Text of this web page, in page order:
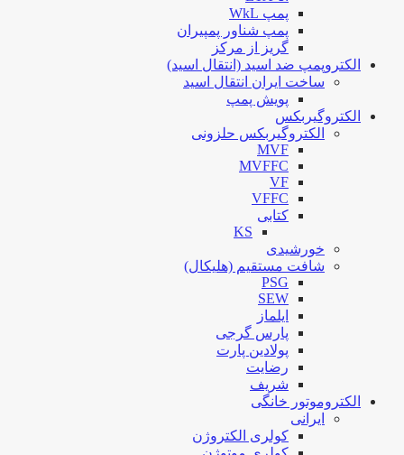
پمپ WkL
پمپ شناور پمپیران
گریز از مرکز
الکتروپمپ ضد اسید (انتقال اسید)
ساخت ایران انتقال اسید
پویش پمپ
الکتروگیربکس
الکتروگیربکس حلزونی
MVF
MVFFC
VF
VFFC
کتابی
KS
خورشیدی
شافت مستقیم (هلیکال)
PSG
SEW
ایلماز
پارس گرجی
پولادین پارت
رضایت
شریف
الکتروموتور خانگی
ایرانی
کولری الکتروژن